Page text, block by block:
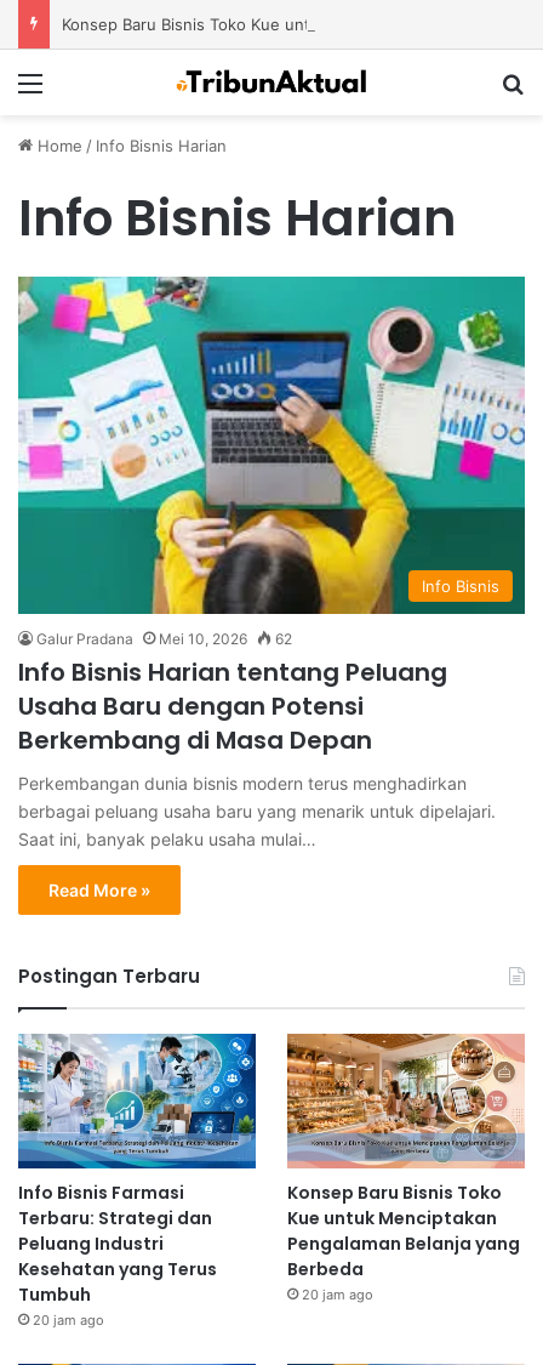
Home / Info Bisnis Harian
Info Bisnis Harian
Info Bisnis
Galur Pradana Mei 10, 2026 62
Info Bisnis Harian tentang Peluang
Usaha Baru dengan Potensi
Berkembang di Masa Depan
Perkembangan dunia bisnis modern terus menghadirkan
berbagai peluang usaha baru yang menarik untuk dipelajari.
Saat ini, banyak pelaku usaha mulai…
Read More »
Postingan Terbaru
Info Bisnis Farmasi
Terbaru: Strategi dan
Peluang Industri
Kesehatan yang Terus
Tumbuh
20 jam ago
Konsep Baru Bisnis Toko
Kue untuk Menciptakan
Pengalaman Belanja yang
Berbeda
20 jam ago